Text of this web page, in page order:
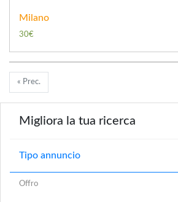
Milano
30€
« Prec.
Migliora la tua ricerca
Tipo annuncio
Offro